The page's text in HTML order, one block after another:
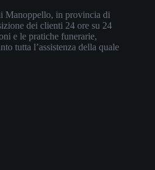
Manoppello, in provincia di
dei clienti 24 ore su 24
e le pratiche funerarie,
tutta l’assistenza della quale